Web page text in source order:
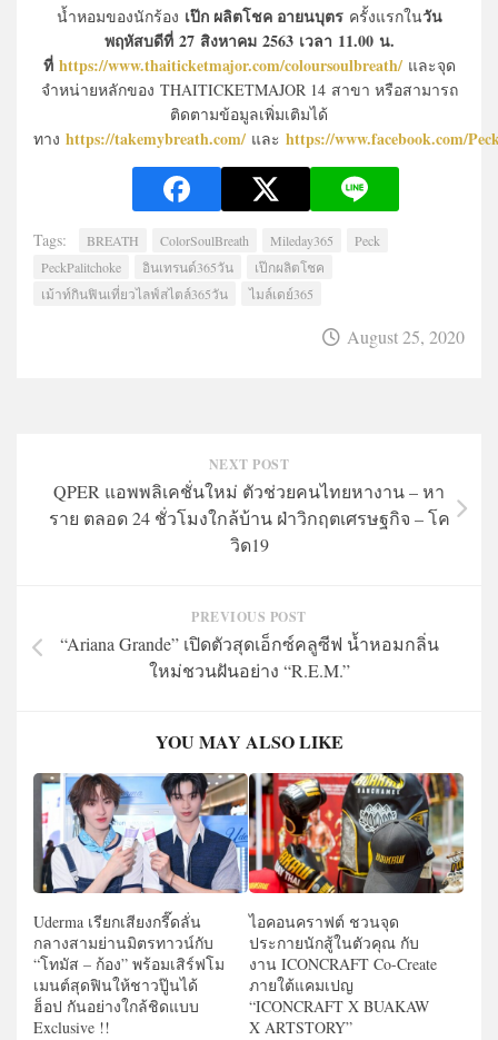
น้ำหอมของนักร้อง เป๊ก ผลิตโชค อายนบุตรครั้งแรกในวัน
พฤหัสบดีที่ 27 สิงหาคม 2563 เวลา 11.00 น.
ที่ https://www.thaiticketmajor.com/coloursoulbreath/และจุด
จำหน่ายหลักของ THAITICKETMAJOR 14 สาขา หรือสามารถ
ติดตามข้อมูลเพิ่มเติมได้
ทาง https://takemybreath.com/ และ https://www.facebook.com/
Tags: BREATH ColorSoulBreath Mileday365
Peck
PeckPalitchoke
อินเทรนด์365วัน
เป๊กผลิตโชค
เม้าท์กินฟินเที่ยวไลฟ์สไตล์365วัน
ไมล์เดย์365
August 25, 2020
NEXT POST
QPER แอพพลิเคชั่นใหม่ ตัวช่วยคนไทยหางาน – หา
ราย ตลอด 24 ชั่วโมงใกล้บ้าน ฝ่าวิกฤตเศรษฐกิจ – โค
วิด19
PREVIOUS POST
“Ariana Grande” เปิดตัวสุดเอ็กซ์คลูซีฟ น้ำหอมกลิ่น
ใหม่ชวนฝันอย่าง “R.E.M.”
YOU MAY ALSO LIKE
Uderma เรียกเสียงกรี๊ดลั่น
กลางสามย่านมิตรทาวน์กับ
“โทมัส – ก้อง” พร้อมเสิร์ฟโม
เมนต์สุดฟินให้ชาวปู๊นได้
ฮ็อป กันอย่างใกล้ชิดแบบ
Exclusive !!
ไอคอนคราฟต์ ชวนจุด
ประกายนักสู้ในตัวคุณ กับ
งาน ICONCRAFT Co-Create
ภายใต้แคมเปญ
“ICONCRAFT X BUAKAW
X ARTSTORY”